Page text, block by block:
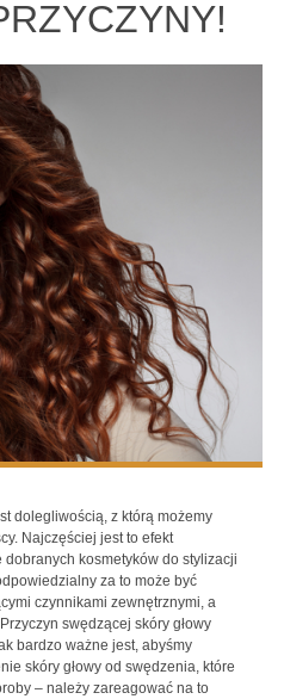
dolegliwością, z którą możemy
Najczęściej jest to efekt
dobranych kosmetyków do stylizacji
za to może być
czynnikami zewnętrznymi, a
swędzącej skóry głowy
bardzo ważne jest, abyśmy
skóry głowy od swędzenia, które
– należy zareagować na to